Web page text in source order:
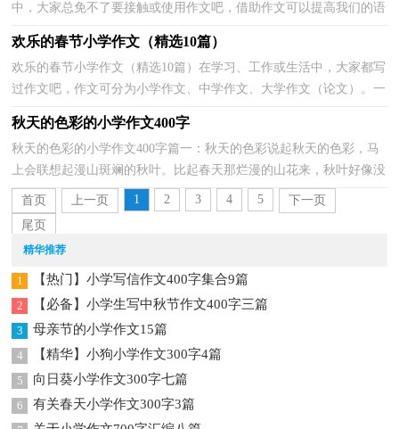
中，大家总免不了要接触或使用作文吧，借助作文可以提高我们的语
欢乐的春节小学作文（精选10篇）
欢乐的春节小学作文（精选10篇）在学习、工作或生活中，大家都写
过作文吧，作文可分为小学作文、中学作文、大学作文（论文）。一
秋天的色彩的小学作文400字
秋天的色彩的小学作文400字篇一：秋天的色彩说起秋天的色彩，马
上会联想起漫山斑斓的秋叶。比起春天那烂漫的山花来，秋叶好像没
有那么多水气，显得更沉稳，也更厚重一些。为觅这沉稳...
首页 上一页 1 2 3 4 5
下一页
尾页
精华推荐
1 【热门】小学写信作文400字集合9篇
2 【必备】小学生写中秋节作文400字三篇
3 母亲节的小学作文15篇
4 【精华】小狗小学作文300字4篇
5 向日葵小学作文300字七篇
6 有关春天小学作文300字3篇